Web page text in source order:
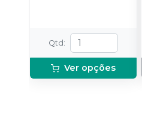
Qtd :
Ver opções